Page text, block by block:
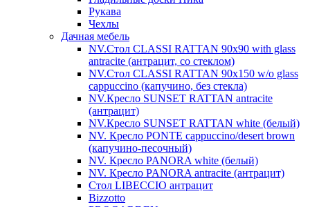
Рукава
Чехлы
Дачная мебель
NV.Стол CLASSI RATTAN 90х90 with glass
antracite (антрацит, со стеклом)
NV.Стол CLASSI RATTAN 90х150 w/o glass
cappuccino (капучино, без стекла)
NV.Кресло SUNSET RATTAN antracite
(антрацит)
NV.Кресло SUNSET RATTAN white (белый)
NV. Кресло PONTE cappuccino/desert brown
(капучино-песочный)
NV. Кресло PANORA white (белый)
NV. Кресло PANORA antracite (антрацит)
Стол LIBECCIO антрацит
Bizzotto